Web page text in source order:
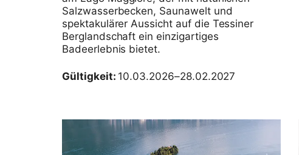
Salzwasserbecken, Saunawelt und
spektakulärer Aussicht auf die Tessiner
Berglandschaft ein einzigartiges
Badeerlebnis bietet.
Gültigkeit: 10.03.2026–28.02.2027